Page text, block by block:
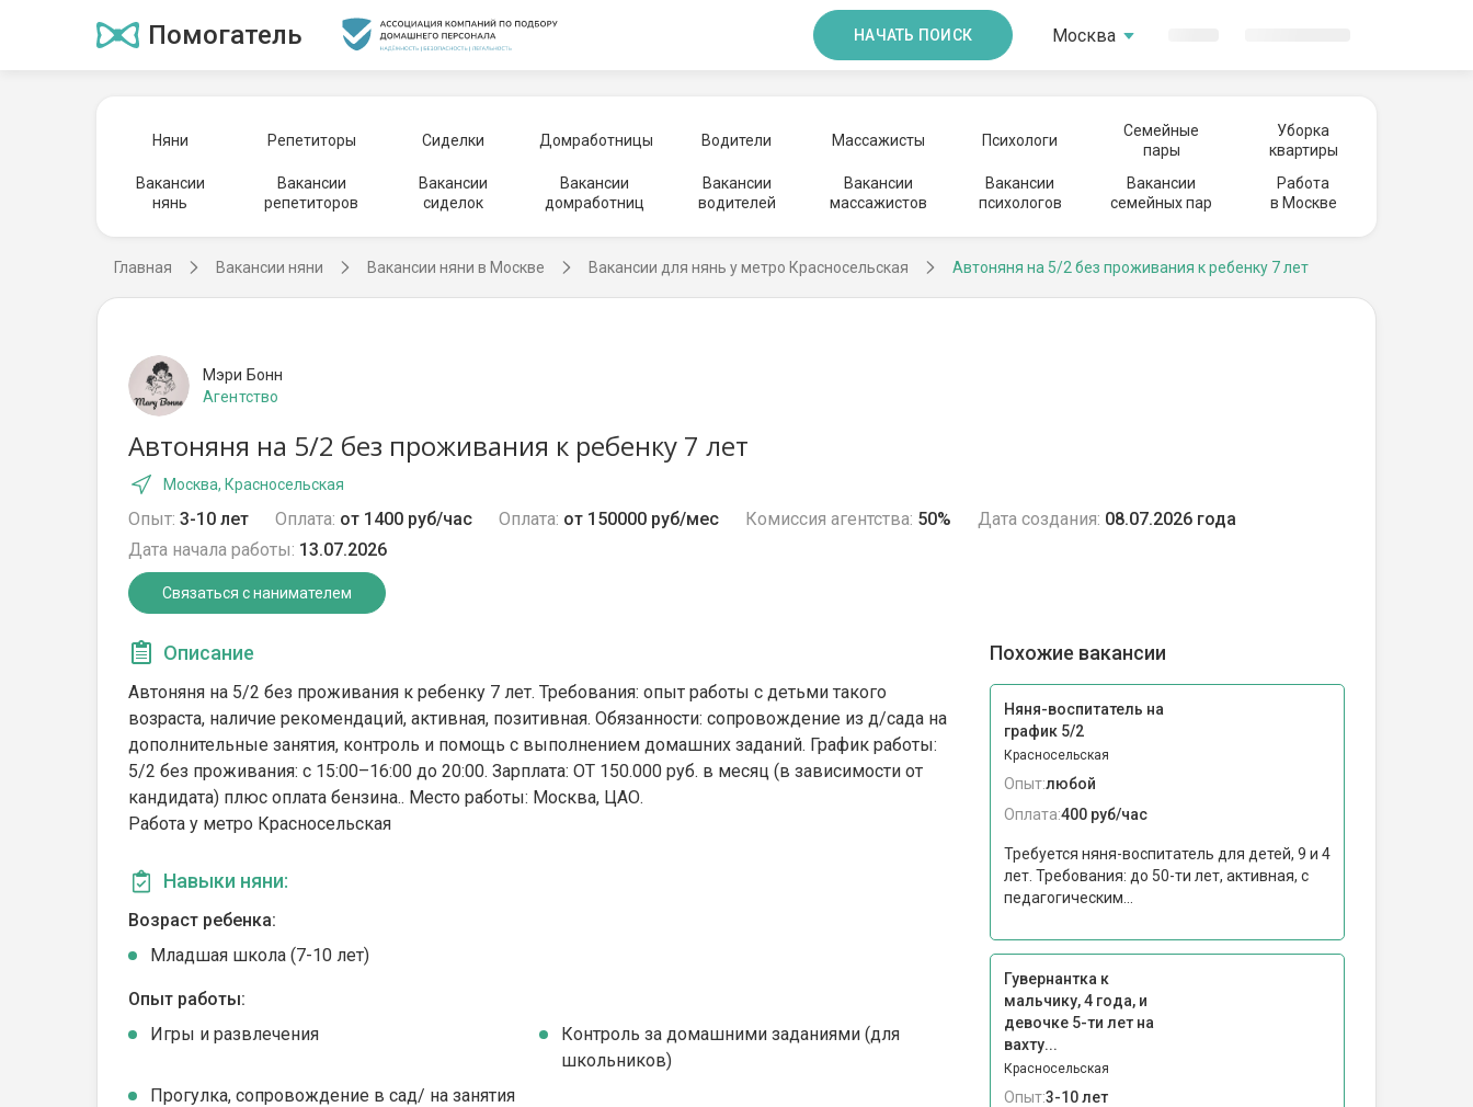
Помогатель НАЧАТЬ ПОИСК Москва
Няни Репетиторы Сиделки Домработницы Водители Массажисты Психологи
Семейные
пары
Уборка
квартиры
Вакансии
нянь
Вакансии
репетиторов
Вакансии
сиделок
Вакансии
домработниц
Вакансии
водителей
Вакансии
массажистов
Вакансии
психологов
Вакансии
семейных пар
Работа
в Москве
Главная Вакансии няни Вакансии няни в Москве Вакансии для нянь у метро Красносельская Автоняня на 5/2 без проживания к ребенку 7 лет
Мэри Бонн
Агентство
Автоняня на 5/2 без проживания к ребенку 7 лет
Москва, Красносельская
Опыт: 3-10 лет Оплата: от 1400 руб/час Оплата: от 150000 руб/мес Комиссия агентства: 50% Дата создания: 08.07.2026 года
Дата начала работы: 13.07.2026
Связаться с нанимателем
Описание
Автоняня на 5/2 без проживания к ребенку 7 лет. Требования: опыт работы с детьми такого
возраста, наличие рекомендаций, активная, позитивная. Обязанности: сопровождение из д/сада на
дополнительные занятия, контроль и помощь с выполнением домашних заданий. График работы:
5/2 без проживания: с 15:00–16:00 до 20:00. Зарплата: ОТ 150.000 руб. в месяц (в зависимости от
кандидата) плюс оплата бензина.. Место работы: Москва, ЦАО.
Работа у метро Красносельская
Навыки няни:
Возраст ребенка:
Младшая школа (7-10 лет)
Опыт работы:
Игры и развлечения
Контроль за домашними заданиями (для
школьников)
Прогулка, сопровождение в сад/ на занятия
Похожие вакансии
Няня-воспитатель на
график 5/2
Красносельская
Опыт:любой
Оплата:400 руб/час
Требуется няня-воспитатель для детей, 9 и 4
лет. Требования: до 50-ти лет, активная, с
педагогическим...
Гувернантка к
мальчику, 4 года, и
девочке 5-ти лет на
вахту...
Красносельская
Опыт:3-10 лет